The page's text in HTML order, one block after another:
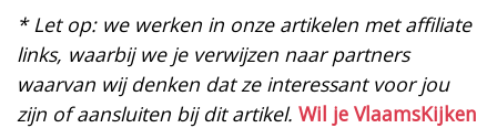
* Let op: we werken in onze artikelen met affiliate
links, waarbij we je verwijzen naar partners
waarvan wij denken dat ze interessant voor jou
zijn of aansluiten bij dit artikel. Wil je VlaamsKijken